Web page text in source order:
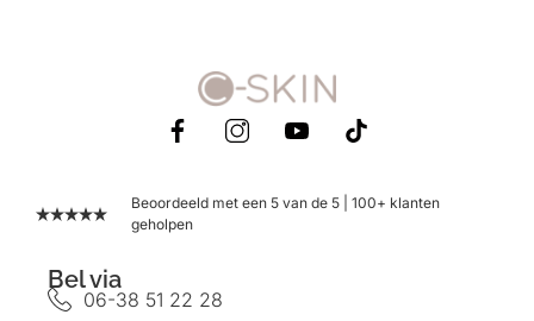
Beoordeeld met een 5 van de 5 | 100+ klanten
geholpen
Bel via
06-38 51 22 28